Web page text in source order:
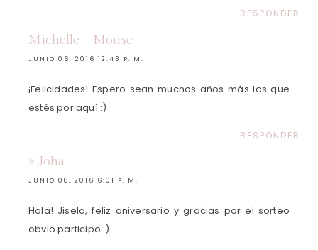
RESPONDER
Michelle__Mouse
JUNIO 06, 2016 12:43 P. M.
¡Felicidades! Espero sean muchos años más los que
estés por aquí :)
RESPONDER
» Joha
JUNIO 08, 2016 6:01 P. M.
Hola! Jisela, feliz aniversario y gracias por el sorteo
obvio participo :)